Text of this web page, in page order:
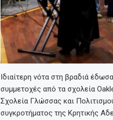
Ιδιαίτερη νότα στη βραδιά
συμμετοχές από τα σχολεία
Σχολεία Γλώσσας και
συγκροτήματος της Κρητικής